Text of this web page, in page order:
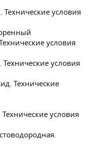
Технические условия
условия
условия
Технические
условия